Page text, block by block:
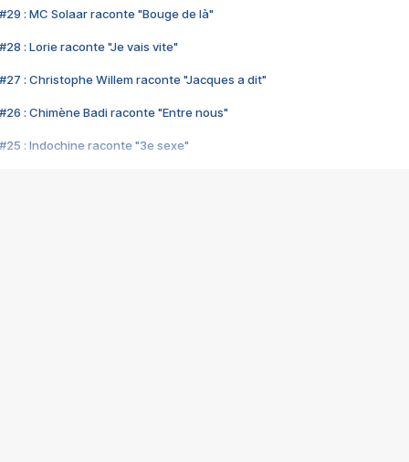
#29 : MC Solaar raconte "Bouge de là"
#28 : Lorie raconte "Je vais vite"
#27 : Christophe Willem raconte "Jacques a dit"
#26 : Chimène Badi raconte "Entre nous"
#25 : Indochine raconte "3e sexe"